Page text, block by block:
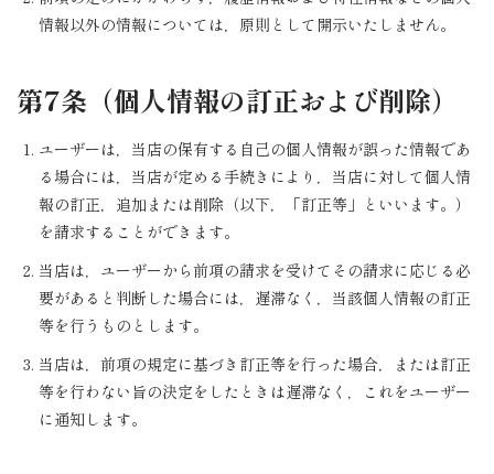
情報以外の情報については，原則として開示いたしません。
第7条（個人情報の訂正および削除）
ユーザーは，当店の保有する自己の個人情報が誤った情報であ
る場合には，当店が定める手続きにより，当店に対して個人情
報の訂正，追加または削除（以下，「訂正等」といいます。）
を請求することができます。
当店は，ユーザーから前項の請求を受けてその請求に応じる必
要があると判断した場合には，遅滞なく，当該個人情報の訂正
等を行うものとします。
当店は，前項の規定に基づき訂正等を行った場合，または訂正
等を行わない旨の決定をしたときは遅滞なく，これをユーザー
に通知します。